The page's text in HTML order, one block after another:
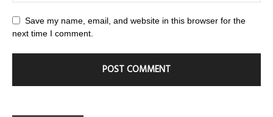
Save my name, email, and website in this browser for the
next time I comment.